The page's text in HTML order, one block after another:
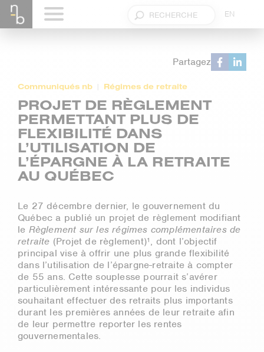
EN
Partagez
Communiqués nb Régimes de retraite
PROJET DE RÈGLEMENT
PERMETTANT PLUS DE
FLEXIBILITÉ DANS
L’UTILISATION DE
L’ÉPARGNE À LA RETRAITE
AU QUÉBEC
Le 27 décembre dernier, le gouvernement du
Québec a publié un projet de règlement modifiant
le Règlement sur les régimes complémentaires de
retraite (Projet de règlement)¹, dont l’objectif
principal vise à offrir une plus grande flexibilité
dans l’utilisation de l’épargne-retraite à compter
de 55 ans. Cette souplesse pourrait s’avérer
particulièrement intéressante pour les individus
souhaitant effectuer des retraits plus importants
durant les premières années de leur retraite afin
de leur permettre reporter les rentes
gouvernementales.